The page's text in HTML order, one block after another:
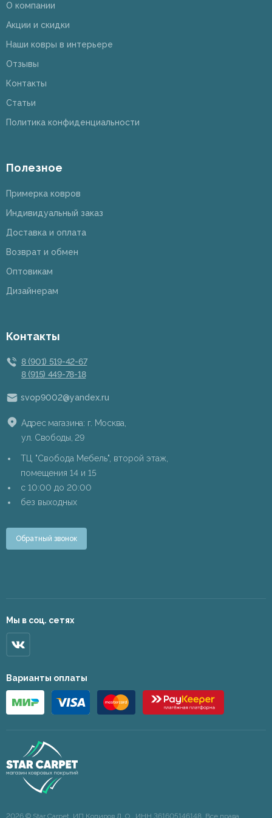
О компании
Акции и скидки
Наши ковры в интерьере
Отзывы
Контакты
Статьи
Политика конфиденциальности
Полезное
Примерка ковров
Индивидуальный заказ
Доставка и оплата
Возврат и обмен
Оптовикам
Дизайнерам
Контакты
8 (901) 519-42-67
8 (915) 449-78-18
svop9002@yandex.ru
Адрес магазина: г. Москва,
ул. Свободы, 29
ТЦ "Свобода Мебель", второй этаж,
помещения 14 и 15
c 10:00 до 20:00
без выходных
Обратный звонок
Мы в соц. сетях
Варианты оплаты
2026 © Star Carpet. ИП Кодиров Д. О., ИНН 361605146148. Все права